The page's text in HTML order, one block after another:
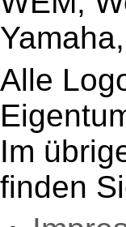
Alle
Im
finden